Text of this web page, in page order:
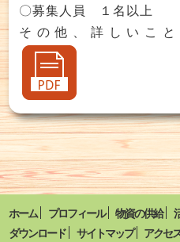
〇募集人員 １名以上
その他、詳しいこ
ホーム プロフィール 物資の供給
ダウンロード
サイトマップ アクセ